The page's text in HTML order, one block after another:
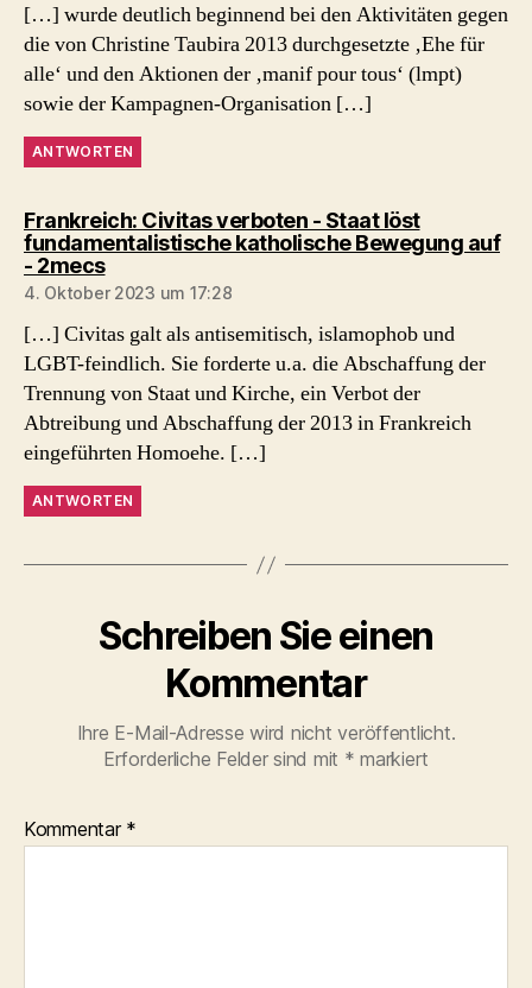
[…] wurde deutlich beginnend bei den Aktivitäten gegen
die von Christine Taubira 2013 durchgesetzte ‚Ehe für
alle‘ und den Aktionen der ‚manif pour tous‘ (lmpt)
sowie der Kampagnen-Organisation […]
ANTWORTEN
Frankreich: Civitas verboten - Staat löst
fundamentalistische katholische Bewegung auf
- 2mecssagt:
4. Oktober 2023 um 17:28
[…] Civitas galt als antisemitisch, islamophob und
LGBT-feindlich. Sie forderte u.a. die Abschaffung der
Trennung von Staat und Kirche, ein Verbot der
Abtreibung und Abschaffung der 2013 in Frankreich
eingeführten Homoehe. […]
ANTWORTEN
Schreiben Sie einen
Kommentar
Ihre E-Mail-Adresse wird nicht veröffentlicht.
Erforderliche Felder sind mit * markiert
Kommentar *